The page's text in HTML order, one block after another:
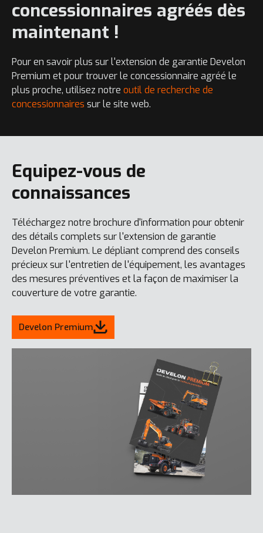
concessionnaires agréés dès
maintenant !
Pour en savoir plus sur l'extension de garantie Develon
Premium et pour trouver le concessionnaire agréé le
plus proche, utilisez notre outil de recherche de
concessionnaires sur le site web.
Equipez-vous de
connaissances
Téléchargez notre brochure d'information pour obtenir
des détails complets sur l'extension de garantie
Develon Premium. Le dépliant comprend des conseils
précieux sur l'entretien de l'équipement, les avantages
des mesures préventives et la façon de maximiser la
couverture de votre garantie.
Develon Premium